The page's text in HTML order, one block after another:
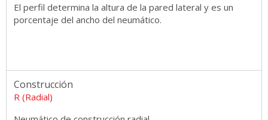
El perfil determina la altura de la pared lateral y es un
porcentaje del ancho del neumático.
Construcción
R (Radial)